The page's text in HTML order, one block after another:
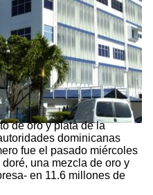
de oro y plata de la
dominicanas
fue el pasado miércoles
una mezcla de oro y
en 11.6 millones de